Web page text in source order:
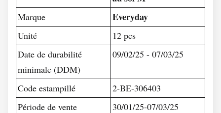
Marque Everyday
Unité
12 pcs
Date de durabilité
minimale (DDM)
09/02/25 - 07/03/25
Code estampillé
2-BE-306403
Période de vente
30/01/25-07/03/25